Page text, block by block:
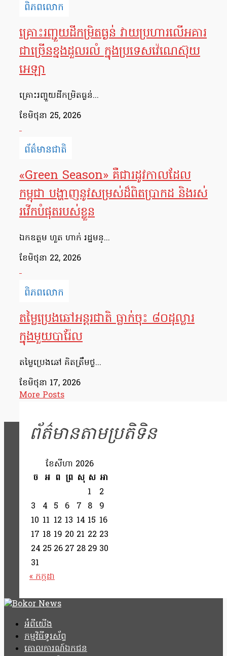
ពិភពលោក
គ្រោះរញ្ជួយដីកម្រិតធ្ងន់ វាយប្រហារលើអគារ
ជាច្រើនខ្នងដួលរលំ ក្នុងប្រទេសវ៉េណេស៊ុយ
អេឡា
គ្រោះរញ្ជួយដីកម្រិតធ្ងន់...
ខែ​មិថុនា 25, 2026
ព័ត៌មានជាតិ
«Green Season» គឺជារដូវកាលដែល
កម្ពុជា បង្ហាញនូវសម្រស់ដ៏ពិតប្រាកដ និងរស់
រវើកបំផុតរបស់ខ្លួន
ឯកឧត្តម ហួត ហាក់ រដ្ឋមន្...
ខែ​មិថុនា 22, 2026
ពិភពលោក
តម្លៃប្រេងឆៅអន្តរជាតិ ធ្លាក់ចុះ ៨០ដុល្លារ
ក្នុងមួយបារ៉ែល
តម្លៃប្រេងឆៅ គិតត្រឹមថ្ង...
ខែ​មិថុនា 17, 2026
More Posts
ព័ត៌មានតាមប្រតិទិន
ខែ​សីហា 2026
ច អ ព ព្រ សុ ស អា
1
2
3
4 5 6 7 8
9
10 11 12 13 14 15 16
17 18 19 20 21 22 23
24 25 26 27 28 29 30
31
« កក្កដា
អំពីយើង
កម្មវិធីទូរស័ព្ទ
គោលការណ៍ឯកជន